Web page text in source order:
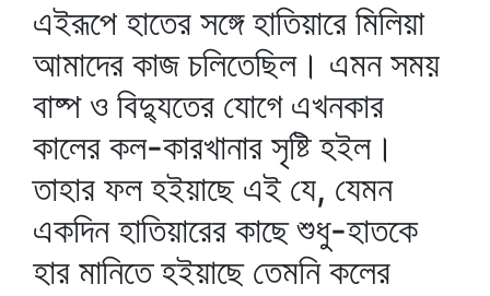
এইরূপে হাতের সঙ্গে হাতিয়ারে মিলিয়া
আমাদের কাজ চলিতেছিল। এমন সময়
বাষ্প ও বিদ্যুতের যোগে এখনকার
কালের কল-কারখানার সৃষ্টি হইল।
তাহার ফল হইয়াছে এই যে, যেমন
একদিন হাতিয়ারের কাছে শুধু-হাতকে
হার মানিতে হইয়াছে তেমনি কলের